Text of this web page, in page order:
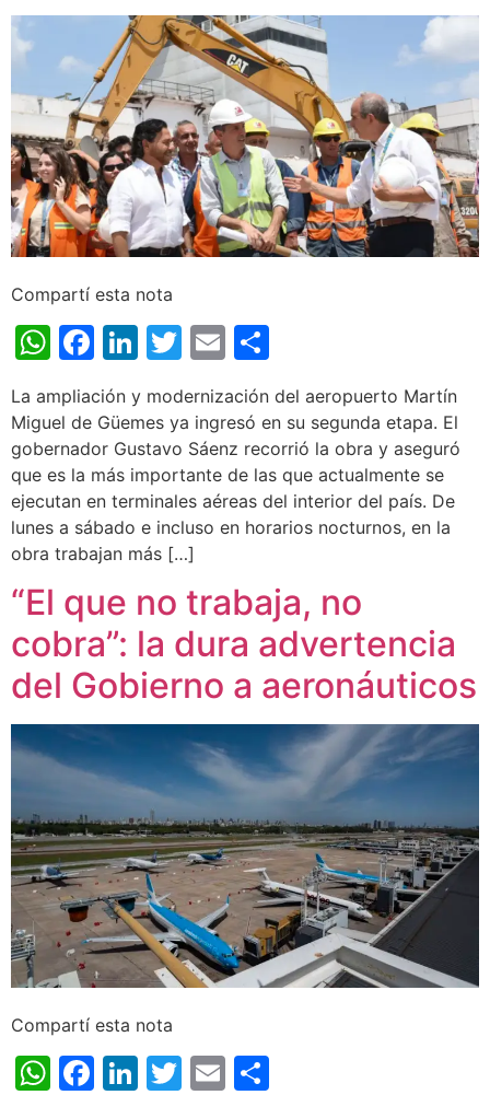
Compartí esta nota
WhatsApp
Facebook
LinkedIn
Twitter
Email
La ampliación y modernización del aeropuerto Martín
Miguel de Güemes ya ingresó en su segunda etapa. El
gobernador Gustavo Sáenz recorrió la obra y aseguró
que es la más importante de las que actualmente se
ejecutan en terminales aéreas del interior del país. De
lunes a sábado e incluso en horarios nocturnos, en la
obra trabajan más […]
“El que no trabaja, no
cobra”: la dura advertencia
del Gobierno a aeronáuticos
Compartí esta nota
WhatsApp
Facebook
LinkedIn
Twitter
Email